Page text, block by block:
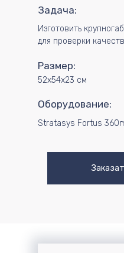
Изготовить
для проверки
Задача:
Размер:
Оборудование:
52х54х23 см
Stratasys Fortus